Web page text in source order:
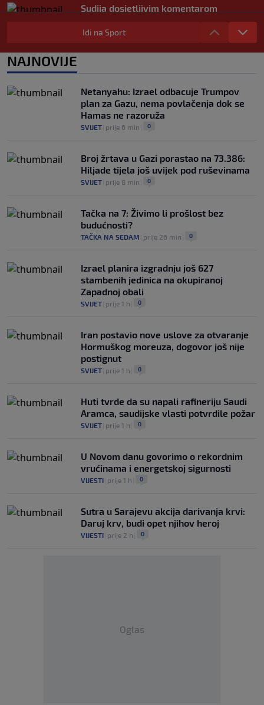
Sudija dosjetljivim komentarom
nasmijao publiku nakon žalbe tenisera
(VIDEO)
Idi na Sport
NAJNOVIJE
Netanyahu: Izrael odbacuje Trumpov
plan za Gazu, nema povlačenja dok se
Hamas ne razoruža
SVIJET prije 6 min 0
Broj žrtava u Gazi porastao na 73.386:
Hiljade tijela još uvijek pod ruševinama
SVIJET prije 8 min 0
Tačka na 7: Živimo li prošlost bez
budućnosti?
TAČKA NA SEDAM prije 26 min 0
Izrael planira izgradnju još 627
stambenih jedinica na okupiranoj
Zapadnoj obali
SVIJET prije 1 h 0
Iran postavio nove uslove za otvaranje
Hormuškog moreuza, dogovor još nije
postignut
SVIJET prije 1 h 0
Huti tvrde da su napali rafineriju Saudi
Aramca, saudijske vlasti potvrdile požar
SVIJET prije 1 h 0
U Novom danu govorimo o rekordnim
vrućinama i energetskoj sigurnosti
VIJESTI prije 1 h 0
Sutra u Sarajevu akcija darivanja krvi:
Daruj krv, budi opet njihov heroj
VIJESTI prije 2 h 0
Oglas